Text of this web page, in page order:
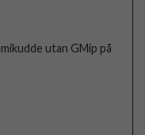
utan GMip på